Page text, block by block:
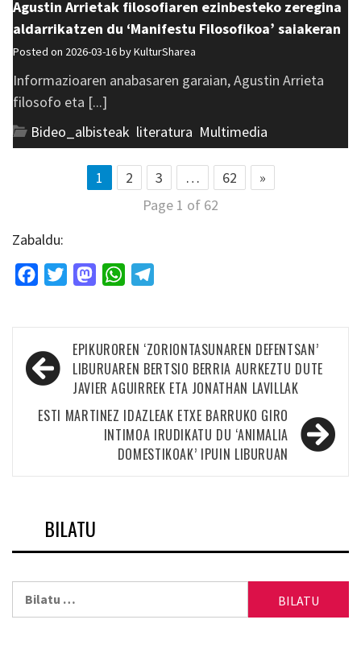
Agustin Arrietak filosofiaren ezinbesteko zeregina
aldarrikatzen du ‘Manifestu Filosofikoa’ saiakeran
Posted on 2026-03-16 byKulturSharea
Informazioaren anabasaren garaian, Agustin Arrieta
filosofo eta [...]
Bideo_albisteak literatura Multimedia
1 2 3 … 62
»
Page 1 of 62
Zabaldu:
FacebookTwitterMastodonWhatsApp
Bidalketetan
zehar
nabigatu
EPIKUROREN ‘ZORIONTASUNAREN DEFENTSAN’
LIBURUAREN BERTSIO BERRIA AURKEZTU DUTE
JAVIER AGUIRREK ETA JONATHAN LAVILLAK
ESTI MARTINEZ IDAZLEAK ETXE BARRUKO GIRO
INTIMOA IRUDIKATU DU ‘ANIMALIA
DOMESTIKOAK’ IPUIN LIBURUAN
BILATU